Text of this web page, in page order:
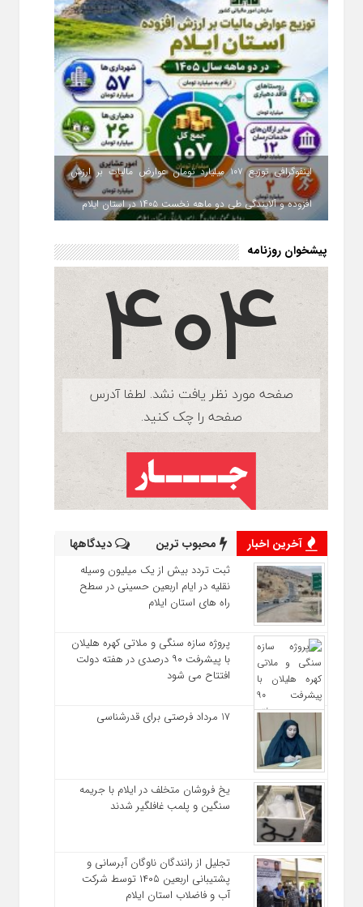
اینفوگرافی توزیع ۱۰۷ میلیارد تومان عوارض مالیات بر ارزش
افزوده و آلایندگی طی دو ماهه نخست ۱۴۰۵ در استان ایلام
پیشخوان روزنامه
آخرین اخبار محبوب ترین دیدگاهها
ثبت تردد بیش از یک میلیون وسیله
نقلیه در ایام اربعین حسینی در سطح
راه‌ های استان ایلام
پروژه سازه سنگی و ملاتی کهره هلیلان
با پیشرفت ۹۰ درصدی در هفته دولت
افتتاح می شود
17 مرداد فرصتی برای قدرشناسی
یخ‌ فروشان متخلف در ایلام با جریمه
سنگین و پلمب غافلگیر شدند
تجلیل از رانندگان ناوگان آبرسانی و
پشتیبانی اربعین ۱۴۰۵ توسط شرکت
آب و فاضلاب استان ایلام